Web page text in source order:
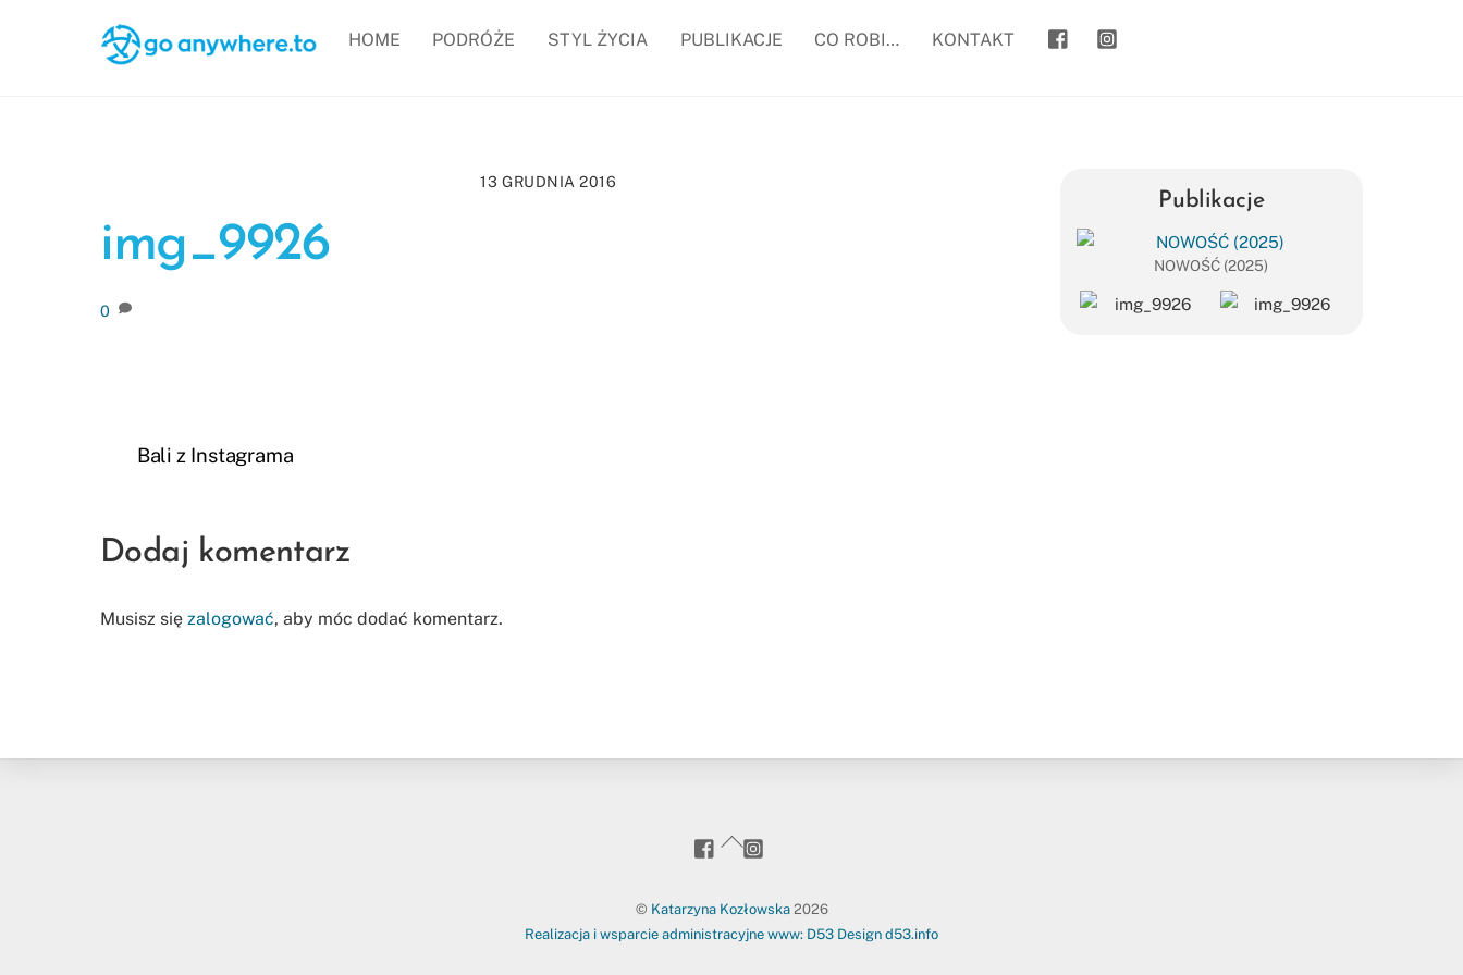
goanywhere.to
HOME PODRÓŻE STYL ŻYCIA PUBLIKACJE CO ROBI… KONTAKT
13 GRUDNIA 2016
img_9926
0
Bali z Instagrama
Dodaj komentarz
Musisz się zalogować, aby móc dodać komentarz.
Publikacje
NOWOŚĆ (2025)
Back
To
goanywhere.to
© Katarzyna Kozłowska2026
Realizacja i wsparcie administracyjne www: D53 Design d53.info